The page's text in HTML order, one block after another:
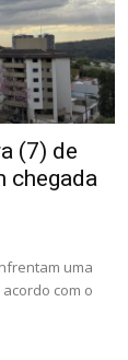
(7) de
chegada
uma
com o